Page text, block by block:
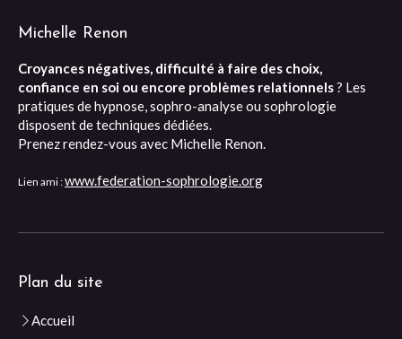
Michelle Renon
Croyances négatives, difficulté à faire des choix,
confiance en soi ou encore problèmes relationnels? Les
pratiques de hypnose, sophro-analyse ou sophrologie
disposent de techniques dédiées.
Prenez rendez-vous avec Michelle Renon.
Lien ami :www.federation-sophrologie.org
Plan du site
Accueil